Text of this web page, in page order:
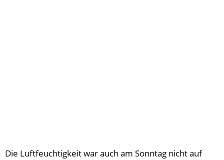
Die Luftfeuchtigkeit war auch am Sonntag nicht auf